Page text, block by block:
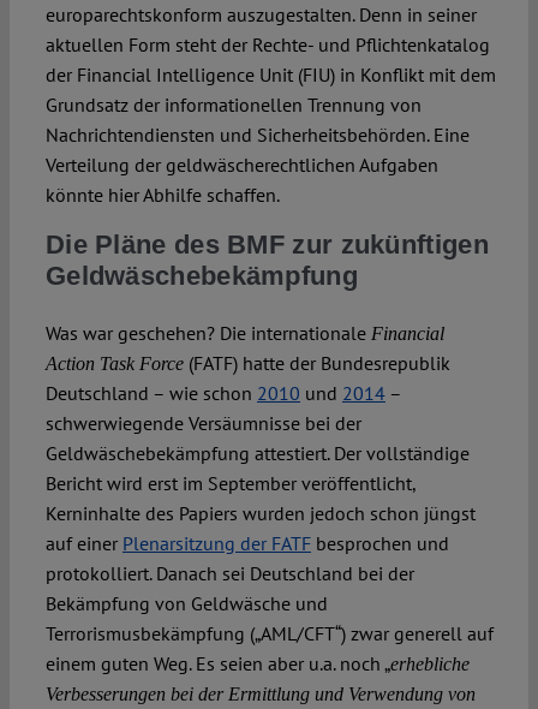
europarechtskonform auszugestalten. Denn in seiner
aktuellen Form steht der Rechte- und Pflichtenkatalog
der Financial Intelligence Unit (FIU) in Konflikt mit dem
Grundsatz der informationellen Trennung von
Nachrichtendiensten und Sicherheitsbehörden. Eine
Verteilung der geldwäscherechtlichen Aufgaben
könnte hier Abhilfe schaffen.
Die Pläne des BMF zur zukünftigen
Geldwäschebekämpfung
Was war geschehen? Die internationale Financial
Action Task Force(FATF) hatte der Bundesrepublik
Deutschland – wie schon 2010 und 2014–
schwerwiegende Versäumnisse bei der
Geldwäschebekämpfung attestiert. Der vollständige
Bericht wird erst im September veröffentlicht,
Kerninhalte des Papiers wurden jedoch schon jüngst
auf einer Plenarsitzung der FATFbesprochen und
protokolliert. Danach sei Deutschland bei der
Bekämpfung von Geldwäsche und
Terrorismusbekämpfung („AML/CFT“) zwar generell auf
einem guten Weg. Es seien aber u.a. noch „erhebliche
Verbesserungen bei der Ermittlung und Verwendung von